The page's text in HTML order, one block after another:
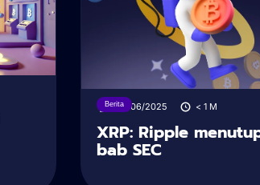
Berita28/06/2025 < 1 M
XRP: Ripple
bab SEC